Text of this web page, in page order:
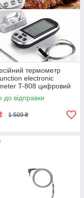
термометр
electronic
T-808 цифровий
до відправки
1 509 ₴